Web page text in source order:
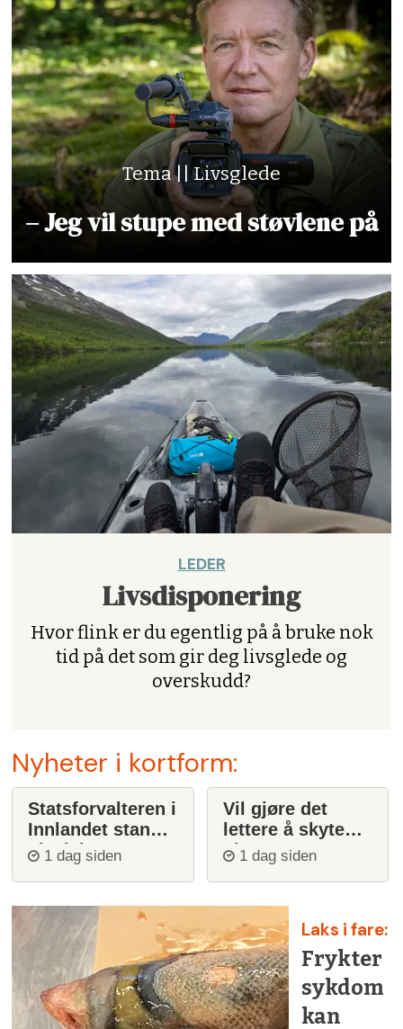
Tema || Livsglede
– Jeg vil stupe med støvlene på
LEDER
Livsdisponering
Hvor flink er du egentlig på å bruke nok
tid på det som gir deg livsglede og
overskudd?
Nyheter i kortform:
Statsforvalteren i
Innlandet stanser
ulvejakt
1 dag siden
Vil gjøre det
lettere å skyte
ulv1 dag siden
Laks i fare:
Frykter
sykdom
kan